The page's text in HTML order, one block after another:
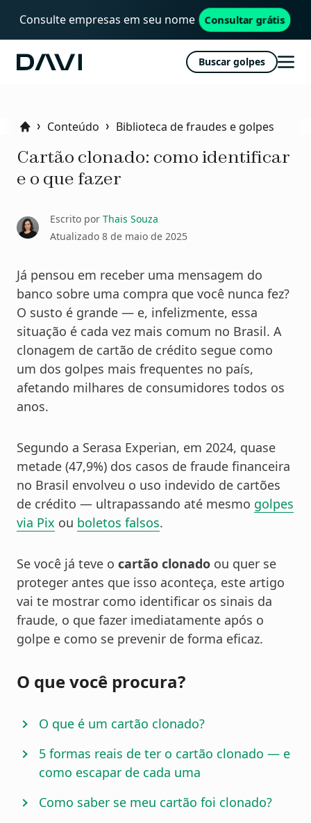
Consulte empresas em seu nome Consultar grátis
Davi Buscar golpes
Abrir
HomeConteúdo Biblioteca de fraudes e golpes
Cartão clonado: como identificar
e o que fazer
Escrito por Thais Souza
Atualizado 8 de maio de 2025
Já pensou em receber uma mensagem do
banco sobre uma compra que você nunca fez?
O susto é grande — e, infelizmente, essa
situação é cada vez mais comum no Brasil. A
clonagem de cartão de crédito segue como
um dos golpes mais frequentes no país,
afetando milhares de consumidores todos os
anos.
Segundo a Serasa Experian, em 2024, quase
metade (47,9%) dos casos de fraude financeira
no Brasil envolveu o uso indevido de cartões
de crédito — ultrapassando até mesmo golpes
via Pix ou boletos falsos.
Se você já teve o cartão clonado ou quer se
proteger antes que isso aconteça, este artigo
vai te mostrar como identificar os sinais da
fraude, o que fazer imediatamente após o
golpe e como se prevenir de forma eficaz.
O que você procura?
O que é um cartão clonado?
5 formas reais de ter o cartão clonado — e
como escapar de cada uma
Como saber se meu cartão foi clonado?